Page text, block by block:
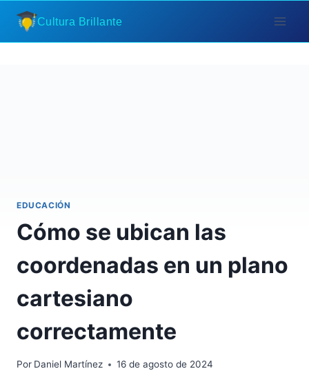
Saltar
contenido
Cultura Brillante
EDUCACIÓN
Cómo se ubican las
coordenadas en un plano
cartesiano
correctamente
Por Daniel Martínez 16 de agosto de 2024